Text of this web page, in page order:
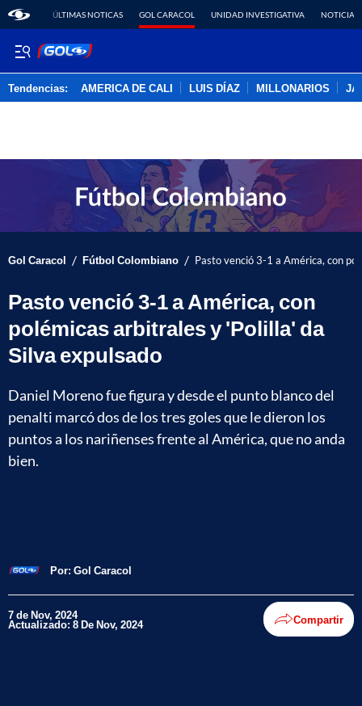
ÚLTIMAS NOTICAS GOL CARACOL UNIDAD INVESTIGATIVA NOTICIAS
Tendencias: AMERICA DE CALI LUIS DÍAZ MILLONARIOS
Gol Caracol / Fútbol Colombiano / Pasto venció 3-1 a América, con
Pasto venció 3-1 a América, con
polémicas arbitrales y 'Polilla' da
Silva expulsado
Daniel Moreno fue figura y desde el punto blanco del
penalti marcó dos de los tres goles que le dieron los
puntos a los nariñenses frente al América, que no anda
bien.
Por: Gol Caracol
7 de Nov, 2024
Actualizado: 8 De Nov, 2024 Compartir